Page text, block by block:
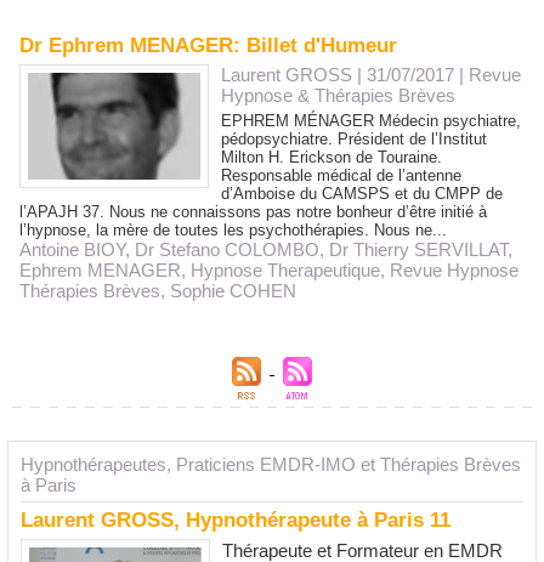
Hypnothérapeutes, Praticiens EMDR-IMO et Thérapies Brèves
à Paris
Laurent GROSS, Hypnothérapeute à Paris 11
Thérapeute et Formateur en EMDR
Dr Ephrem MENAGER: Billet d'Humeur
Laurent GROSS | 31/07/2017 | Revue
Hypnose & Thérapies Brèves
EPHREM MÉNAGER Médecin psychiatre,
pédopsychiatre. Président de l’Institut
Milton H. Erickson de Touraine.
Responsable médical de l’antenne
d’Amboise du CAMSPS et du CMPP de
l’APAJH 37. Nous ne connaissons pas notre bonheur d’être initié à
l’hypnose, la mère de toutes les psychothérapies. Nous ne...
Antoine BIOY, Dr Stefano COLOMBO, Dr Thierry SERVILLAT,
Ephrem MENAGER, Hypnose Therapeutique, Revue Hypnose
Thérapies Brèves, Sophie COHEN